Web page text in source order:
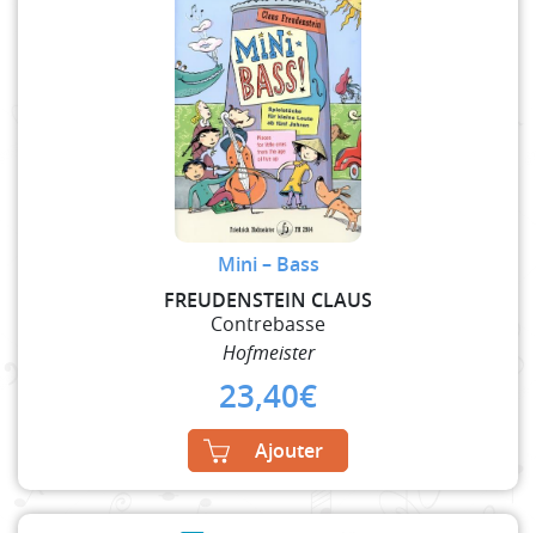
Mini – Bass
FREUDENSTEIN CLAUS
Contrebasse
Hofmeister
23,40€
Ajouter